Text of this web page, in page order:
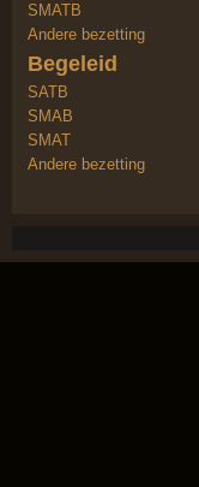
SMATB
Andere bezetting
Begeleid
SATB
SMAB
SMAT
Andere bezetting